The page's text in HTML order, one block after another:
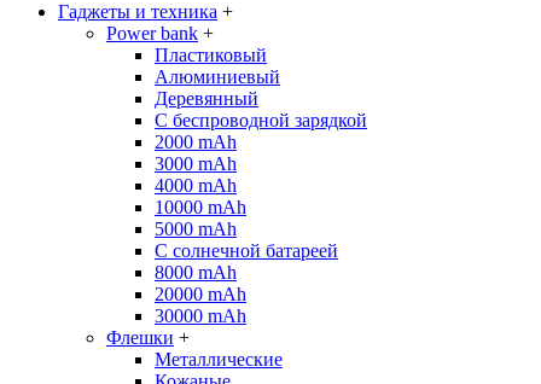
Гаджеты и техника +
Power bank +
Пластиковый
Алюминиевый
Деревянный
С беспроводной зарядкой
2000 mAh
3000 mAh
4000 mAh
10000 mAh
5000 mAh
С солнечной батареей
8000 mAh
20000 mAh
30000 mAh
Флешки +
Металлические